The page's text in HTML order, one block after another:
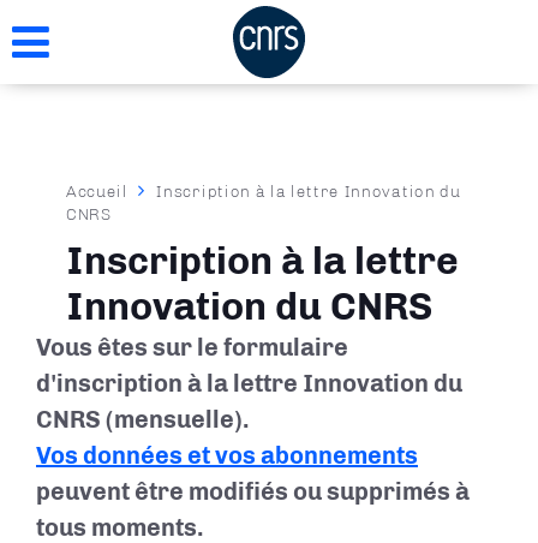
au
Fil
d'Ariane
Accueil
Inscription à la lettre Innovation du
CNRS
Inscription à la lettre
Innovation du CNRS
Vous êtes sur le formulaire
d'inscription à la lettre Innovation du
CNRS (mensuelle).
Vos données et vos abonnements
peuvent être modifiés ou supprimés à
tous moments.